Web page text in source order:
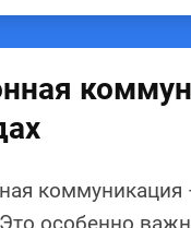
коммуникация